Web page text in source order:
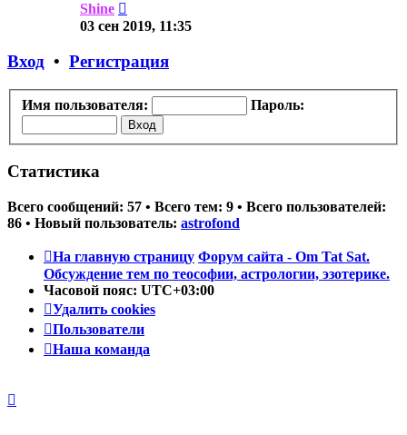
Shine
к
03 сен 2019, 11:35
Вход • Регистрация
Имя пользователя: Пароль:
Статистика
Всего сообщений: 57 • Всего тем: 9 • Всего пользователей:
86 • Новый пользователь: astrofond
На главную страницу Форум сайта - Om Tat Sat.
Обсуждение тем по теософии, астрологии, эзотерике.
Часовой пояс: UTC+03:00
Удалить cookies
Пользователи
Наша команда